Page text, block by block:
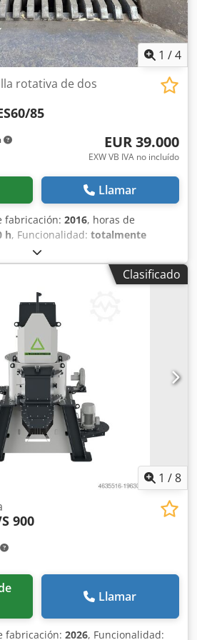
1 /4
rotativa de dos
85
EUR 39.000
EXW VB IVA no incluído
Llamar
fabricación: 2016, horas de
h, Funcionalidad: totalmente
máquina/vehículo:
300 mm, longitud del
, altura del armario eléctrico:
20 mm
torsión:8.600 Nm
rotativa usada Eric Schomberg
de doble eje, año 2016. Fabricante:
ES60/85 Año: 2016 Cjdpfsyiuh Hox
de máquina: cizalla rotativa,
eje Si tiene alguna pregunta o
no dude en enviarnos un
Clasificado
1 /8
900
Llamar
fabricación: 2026, Funcionalidad: